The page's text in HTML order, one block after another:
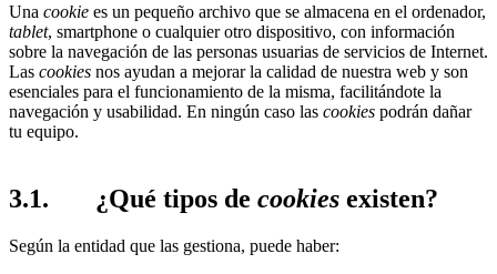
Una cookie es un pequeño archivo que se almacena en el ordenador,
tablet, smartphone o cualquier otro dispositivo, con información
sobre la navegación de las personas usuarias de servicios de Internet.
Las cookies nos ayudan a mejorar la calidad de nuestra web y son
esenciales para el funcionamiento de la misma, facilitándote la
navegación y usabilidad. En ningún caso las cookies podrán dañar
tu equipo.
3.1. ¿Qué tipos de cookies existen?
Según la entidad que las gestiona, puede haber: